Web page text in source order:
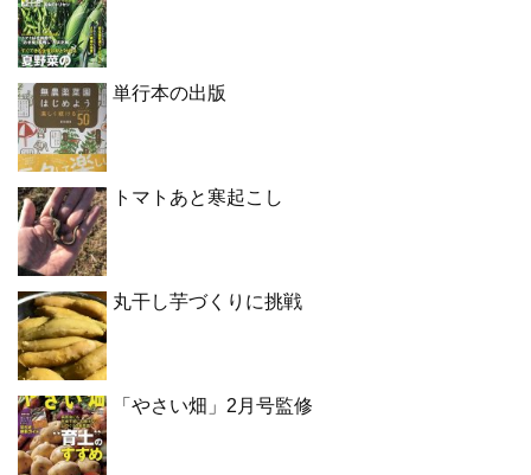
単行本の出版
トマトあと寒起こし
丸干し芋づくりに挑戦
「やさい畑」2月号監修